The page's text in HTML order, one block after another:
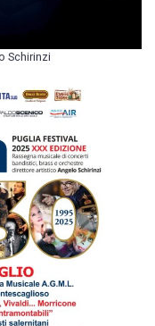
Schirinzi